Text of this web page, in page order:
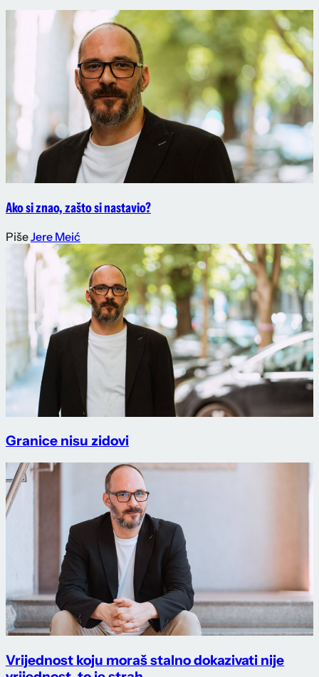
Ako si znao, zašto si nastavio?
PišeJere Meić
Granice nisu zidovi
Vrijednost koju moraš stalno dokazivati nije